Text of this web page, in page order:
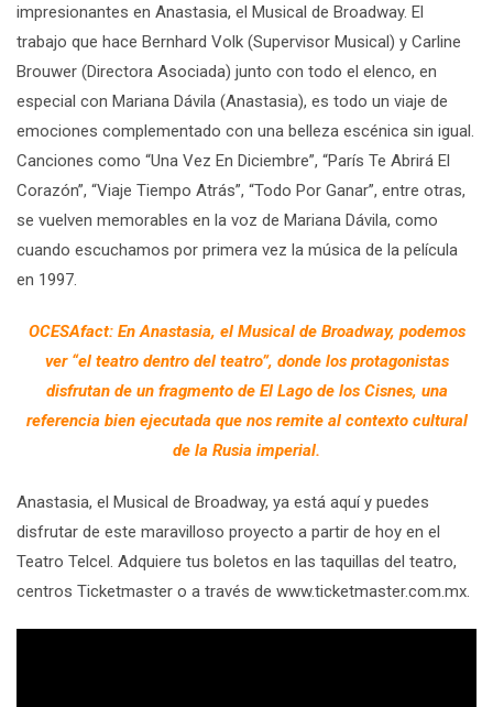
impresionantes en Anastasia, el Musical de Broadway. El
trabajo que hace Bernhard Volk (Supervisor Musical) y Carline
Brouwer (Directora Asociada) junto con todo el elenco, en
especial con Mariana Dávila (Anastasia), es todo un viaje de
emociones complementado con una belleza escénica sin igual.
Canciones como “Una Vez En Diciembre”, “París Te Abrirá El
Corazón”, “Viaje Tiempo Atrás”, “Todo Por Ganar”, entre otras,
se vuelven memorables en la voz de Mariana Dávila, como
cuando escuchamos por primera vez la música de la película
en 1997.
OCESAfact: En Anastasia, el Musical de Broadway, podemos
ver “el teatro dentro del teatro”, donde los protagonistas
disfrutan de un fragmento de El Lago de los Cisnes, una
referencia bien ejecutada que nos remite al contexto cultural
de la Rusia imperial.
Anastasia, el Musical de Broadway, ya está aquí y puedes
disfrutar de este maravilloso proyecto a partir de hoy en el
Teatro Telcel. Adquiere tus boletos en las taquillas del teatro,
centros Ticketmaster o a través de www.ticketmaster.com.mx.